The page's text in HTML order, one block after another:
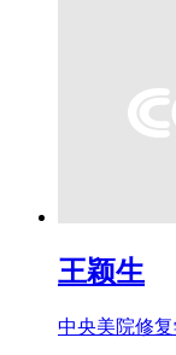
王颖生
中央美院修